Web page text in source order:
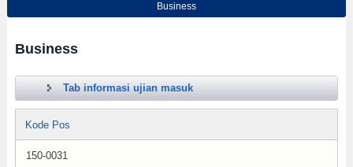
Business
Business
Tab informasi ujian masuk
Kode Pos
150-0031